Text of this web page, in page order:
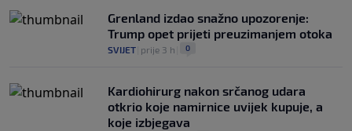
Grenland izdao snažno upozorenje:
Trump opet prijeti preuzimanjem otoka
SVIJET prije 3 h 0
Kardiohirurg nakon srčanog udara
otkrio koje namirnice uvijek kupuje, a
koje izbjegava